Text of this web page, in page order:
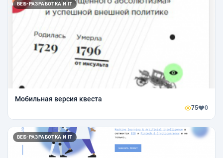
ВЕБ-РАЗРАБОТКА И IT
Мобильная версия квеста
75 0
ВЕБ-РАЗРАБОТКА И IT